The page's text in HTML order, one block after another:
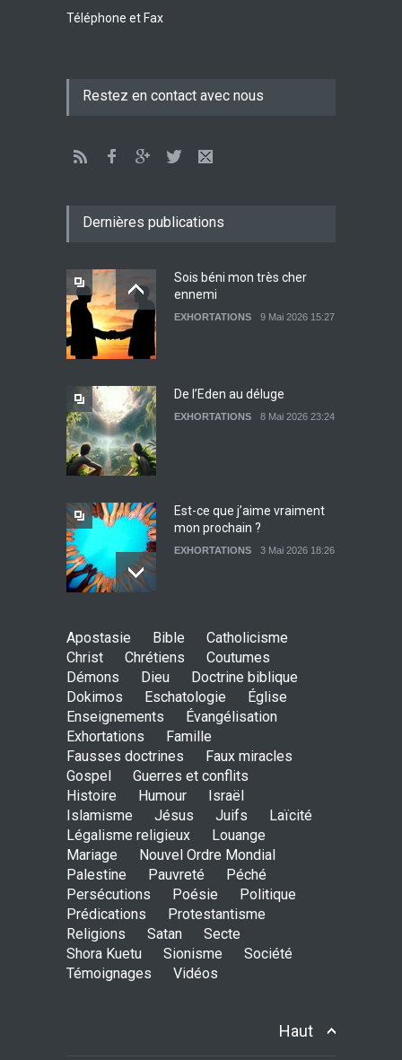
dans un monde à l’agonie
EXHORTATIONS
26 Décembre 2021 16:48
Lettre ouverte aux religieux
Téléphone et Fax
Restez en contact avec nous
Dernières publications
Sois béni mon très cher
ennemi
EXHORTATIONS 9 Mai 2026 15:27
De l’Eden au déluge
EXHORTATIONS 8 Mai 2026 23:24
Est-ce que j’aime vraiment
mon prochain ?
EXHORTATIONS 3 Mai 2026 18:26
27 Avril 2026 02:55
Avant la fondation du
monde : la pensée de la
croix
AMOUR 8 Février 2026 20:10
L’être humain, cet appui
fragile et incertain
SAGESSE 23 Février 2025 11:16
Tenir ferme en Mashiah
Apostasie Bible
Catholicisme
Christ
Chrétiens
Coutumes
Démons
Dieu
Doctrine biblique
Dokimos
Eschatologie
Église
Enseignements
Évangélisation
Exhortations
Famille
Fausses doctrines
Faux miracles
Gospel
Guerres et conflits
Histoire
Humour
Israël
Islamisme
Jésus Juifs
Laïcité
Légalisme religieux
Louange
Mariage
Nouvel Ordre Mondial
Palestine
Pauvreté
Péché
Persécutions
Poésie
Politique
Prédications
Protestantisme
Religions
Satan
Secte
Shora Kuetu
Sionisme
Société
Témoignages
Vidéos
Haut